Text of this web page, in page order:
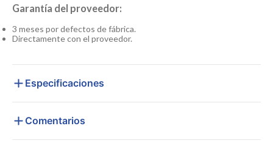
Garantía del proveedor:
3 meses por defectos de fábrica.
Directamente con el proveedor.
Especificaciones
Comentarios